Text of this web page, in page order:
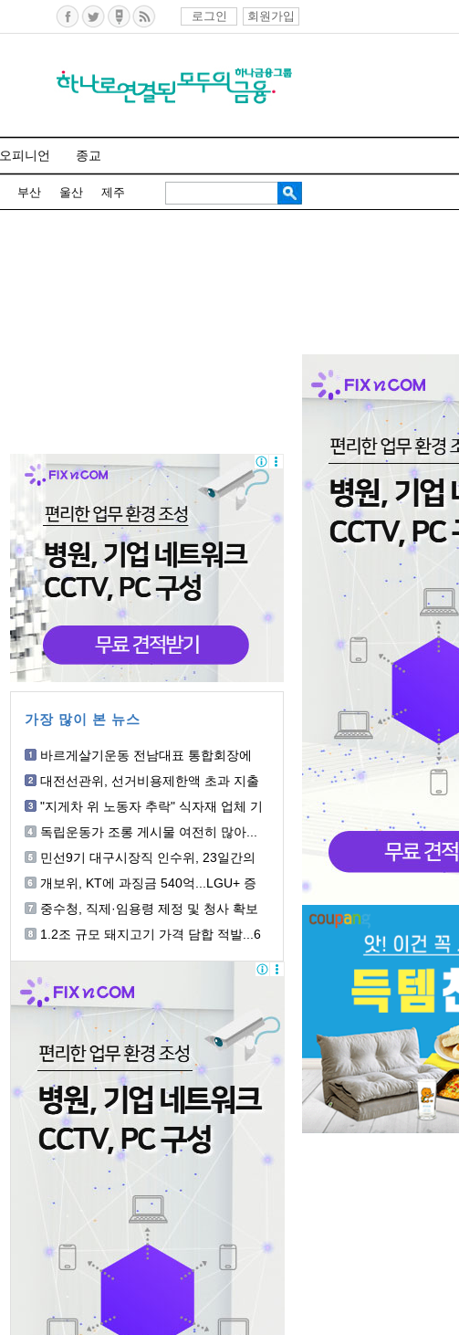
로그인 회원가입
오피니언 종교
부산 울산 제주
가장 많이 본 뉴스
바르게살기운동 전남대표 통합회장에
대전선관위, 선거비용제한액 초과 지출
"지게차 위 노동자 추락" 식자재 업체 기
독립운동가 조롱 게시물 여전히 많아...
민선9기 대구시장직 인수위, 23일간의
개보위, KT에 과징금 540억...LGU+ 증
중수청, 직제·임용령 제정 및 청사 확보
1.2조 규모 돼지고기 가격 담합 적발...6